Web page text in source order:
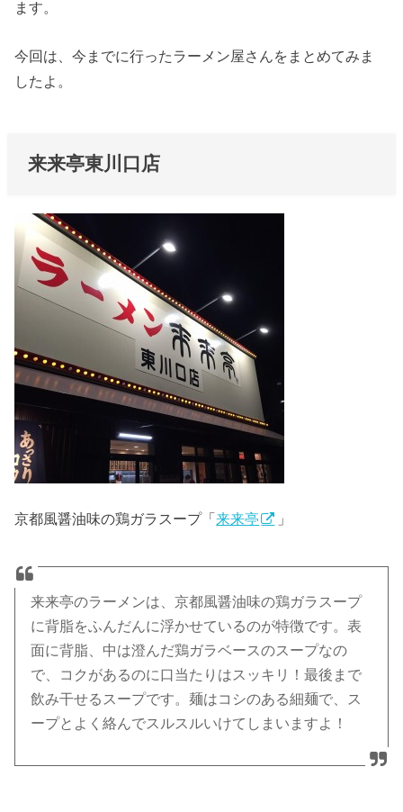
ます。
今回は、今までに行ったラーメン屋さんをまとめてみま
したよ。
来来亭東川口店
京都風醤油味の鶏ガラスープ「来来亭 」
来来亭のラーメンは、京都風醤油味の鶏ガラスープ
に背脂をふんだんに浮かせているのが特徴です。表
面に背脂、中は澄んだ鶏ガラベースのスープなの
で、コクがあるのに口当たりはスッキリ！最後まで
飲み干せるスープです。麺はコシのある細麺で、ス
ープとよく絡んでスルスルいけてしまいますよ！